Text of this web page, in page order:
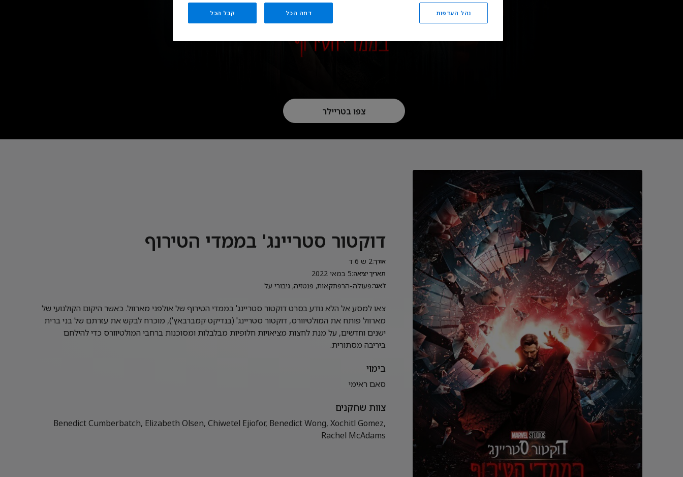
צפו בטריילר
דוקטור סטריינג' בממדי הטירוף
אורך:2 ש 6 ד
תאריך יציאה:5 במאי 2022
ז'אנר:פעולה-הרפתקאות, פנטזיה, גיבורי על
צאו למסע אל הלא נודע בסרט דוקטור סטריינג' בממדי הטירוף של אולפני מארוול. כאשר היקום הקולנועי של
מארוול פותח את המולטיוורס, דוקטור סטריינג' (בנדיקט קמברבאץ'), מוכרח לבקש את עזרתם של בני ברית
ישנים וחדשים, על מנת לחצות מציאויות חלופיות מבלבלות ומסוכנות ברחבי המולטיוורס כדי להילחם
ביריבה מסתורית.
בימוי
סאם ראימי
צוות שחקנים
Benedict Cumberbatch, Elizabeth Olsen, Chiwetel Ejiofor, Benedict Wong, Xochitl Gomez,
Rachel McAdams
נהל העדפות דחה הכל קבל הכל